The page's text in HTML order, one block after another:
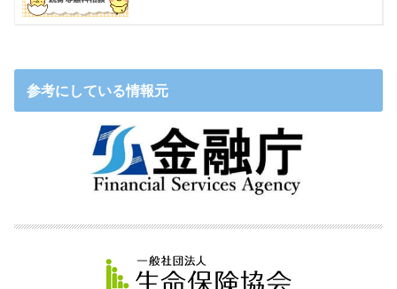
参考にしている情報元